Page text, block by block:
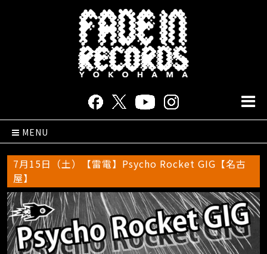
MENU
7月15日（土）【雷電】Psycho Rocket GIG【名古
屋】